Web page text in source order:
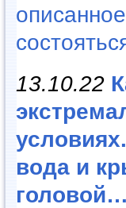
13.10.22
вода и
головой…